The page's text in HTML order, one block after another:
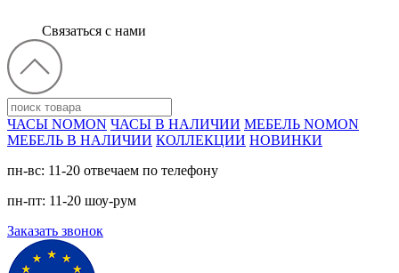
Связаться с нами
ЧАСЫ NOMON ЧАСЫ В НАЛИЧИИ МЕБЕЛЬ NOMON
МЕБЕЛЬ В НАЛИЧИИ КОЛЛЕКЦИИ НОВИНКИ
пн-вс: 11-20 отвечаем по телефону
пн-пт: 11-20 шоу-рум
Заказать звонок